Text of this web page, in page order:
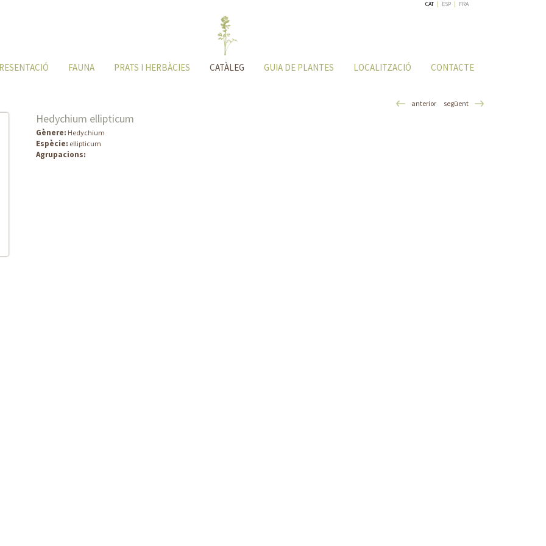
CAT | ESP | FRA
FAUNA PRATS I HERBÀCIES CATÀLEG GUIA DE PLANTES LOCALITZACIÓ CONTACTE
anterior següent
Hedychium ellipticum
Gènere: Hedychium
Espècie: ellipticum
Agrupacions: